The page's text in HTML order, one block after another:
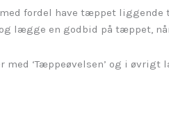
med fordel have tæppet
lægge en godbid på tæppet,
med ‘Tæppeøvelsen’ og i